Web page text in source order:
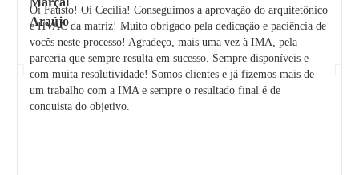
Oi Fausto! Oi Cecília! Conseguimos a aprovação do arquitetônico
e HVAC da matriz! Muito obrigado pela dedicação e paciência de
vocês neste processo! Agradeço, mais uma vez à IMA, pela
parceria que sempre resulta em sucesso. Sempre disponíveis e
com muita resolutividade! Somos clientes e já fizemos mais de
um trabalho com a IMA e sempre o resultado final é de
conquista do objetivo.